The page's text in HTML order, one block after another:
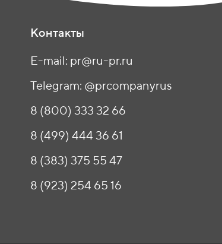
Контакты
E-mail: pr@ru-pr.ru
Telegram: @prcompanyrus
8 (800) 333 32 66
8 (499) 444 36 61
8 (383) 375 55 47
8 (923) 254 65 16